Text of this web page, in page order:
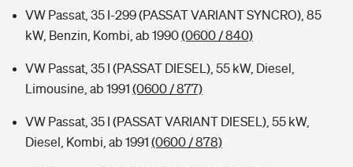
VW Passat, 35 I-299 (PASSAT VARIANT SYNCRO), 85
kW, Benzin, Kombi, ab 1990(0600 / 840)
VW Passat, 35 I (PASSAT DIESEL), 55 kW, Diesel,
Limousine, ab 1991 (0600 / 877)
VW Passat, 35 I (PASSAT VARIANT DIESEL), 55 kW,
Diesel, Kombi, ab 1991 (0600 / 878)